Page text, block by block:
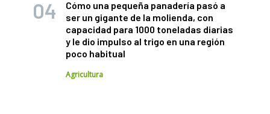
Cómo una pequeña panadería pasó a
ser un gigante de la molienda, con
capacidad para 1000 toneladas diarias
y le dio impulso al trigo en una región
poco habitual
Agricultura